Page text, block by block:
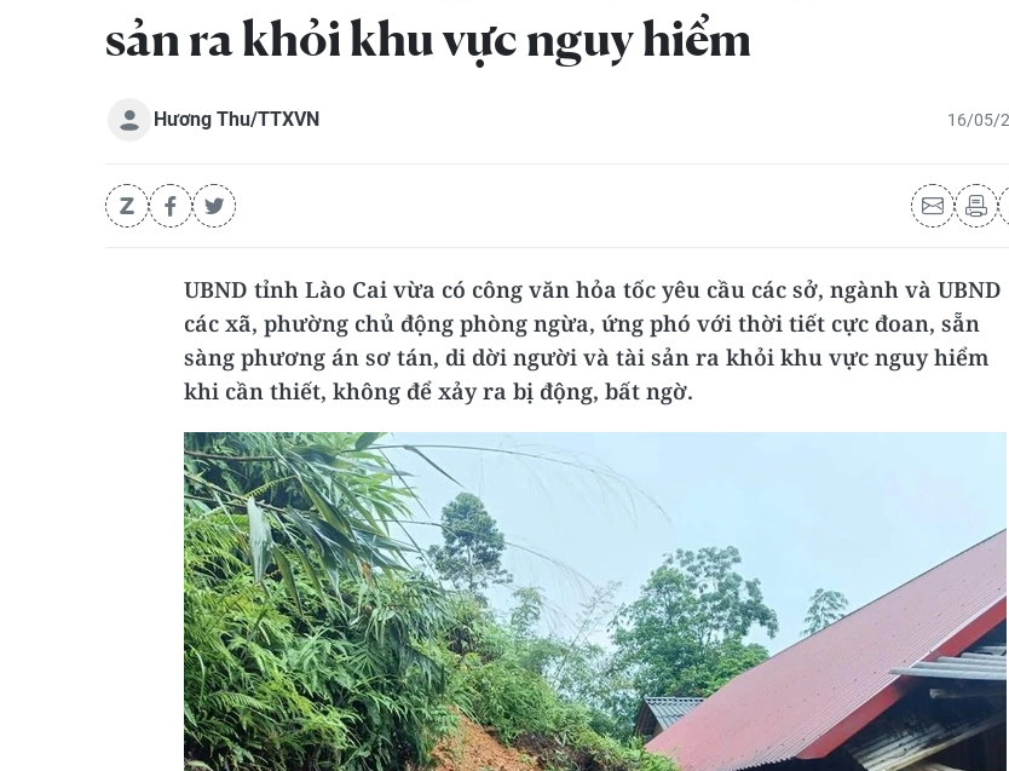
sản ra khỏi khu vực nguy hiểm
Hương Thu/TTXVN 16/05/
UBND tỉnh Lào Cai vừa có công văn hỏa tốc yêu cầu các sở, ngành và UBND
các xã, phường chủ động phòng ngừa, ứng phó với thời tiết cực đoan, sẵn
sàng phương án sơ tán, di dời người và tài sản ra khỏi khu vực nguy hiểm
khi cần thiết, không để xảy ra bị động, bất ngờ.